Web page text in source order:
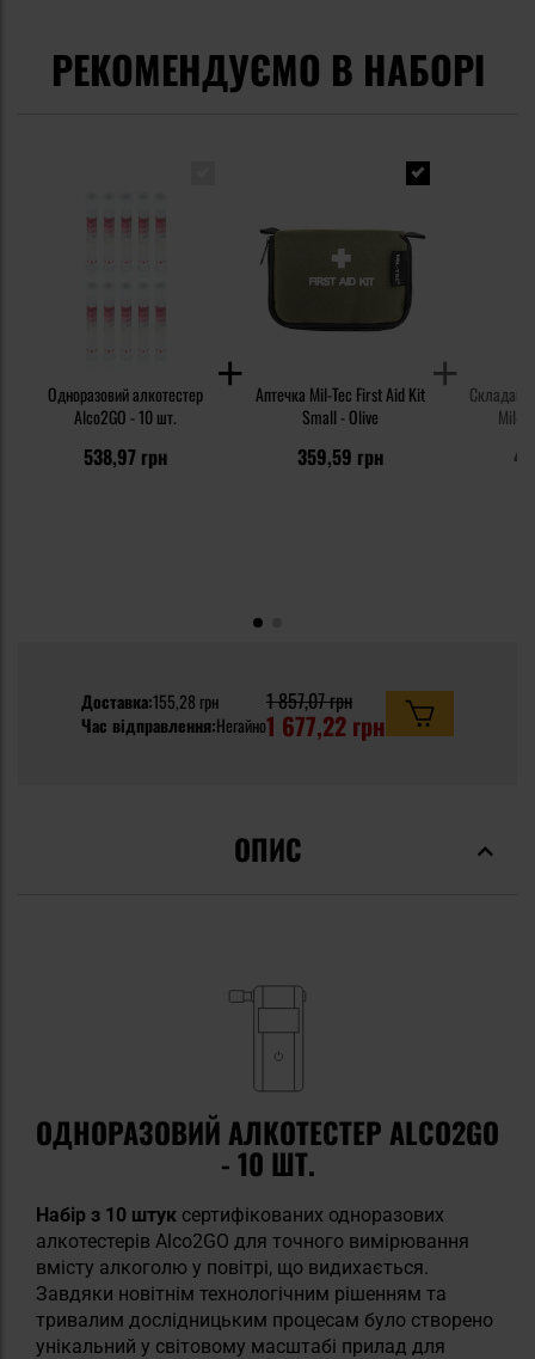
РЕКОМЕНДУЄМО В НАБОРІ
Одноразовий алкотестер
Alco2GO - 10 шт.
538,97 грн
Аптечка Mil-Tec First Aid Kit
Small - Olive
359,59 грн
Mil-
Доставка:155,28 грн
Час відправлення:Негайно
1 857,07 грн
1 677,22 грн
ОПИС
ОДНОРАЗОВИЙ АЛКОТЕСТЕР ALCO2GO
- 10 ШТ.
Набір з 10 штук сертифікованих одноразових
алкотестерів Alco2GO для точного вимірювання
вмісту алкоголю у повітрі, що видихається.
Завдяки новітнім технологічним рішенням та
тривалим дослідницьким процесам було створено
унікальний у світовому масштабі прилад для